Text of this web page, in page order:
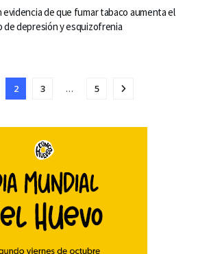
evidencia de que fumar tabaco aumenta el
de depresión y esquizofrenia
2 3 … 5